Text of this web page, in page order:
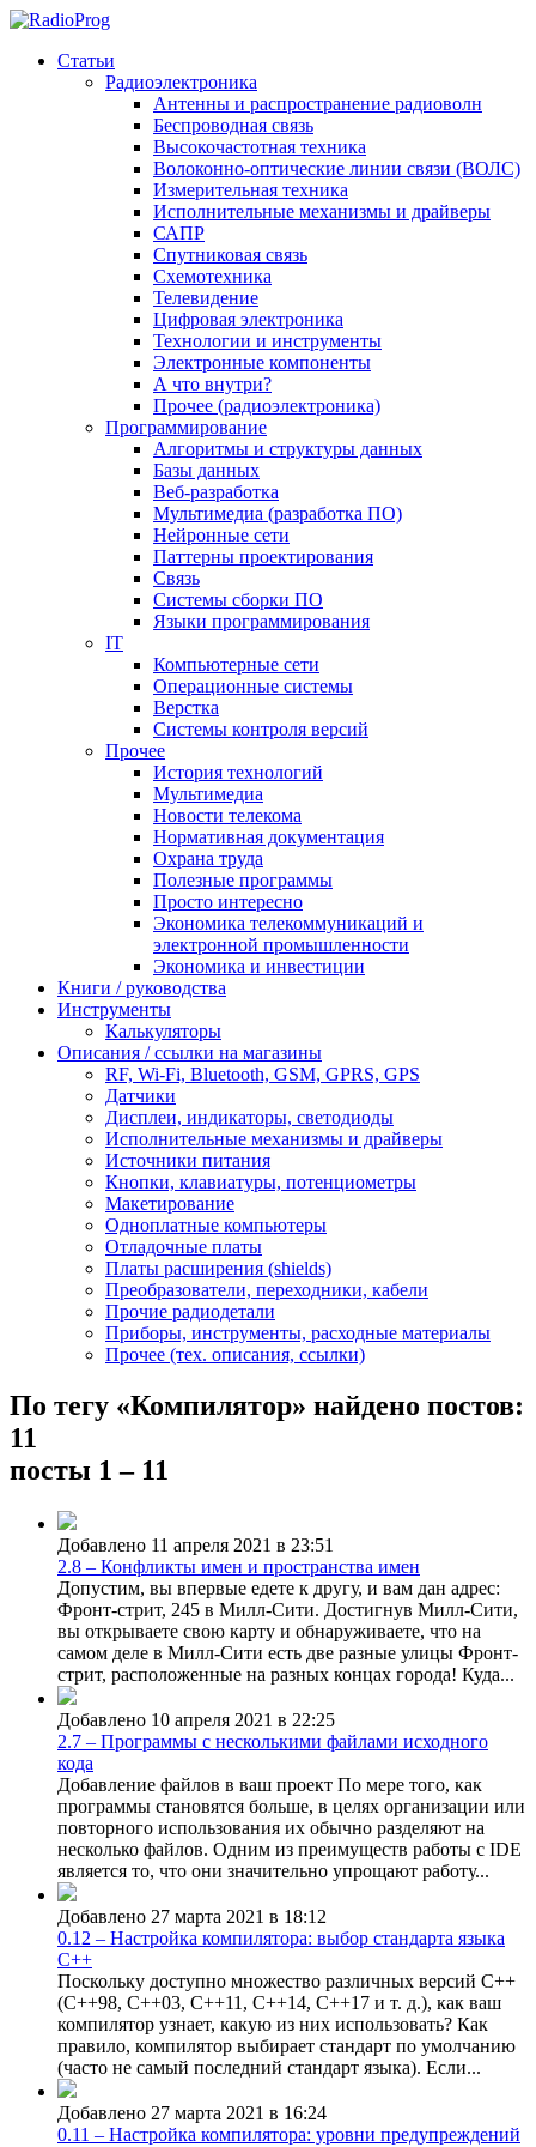
Статьи
Радиоэлектроника
Антенны и распространение радиоволн
Беспроводная связь
Высокочастотная техника
Волоконно-оптические линии связи (ВОЛС)
Измерительная техника
Исполнительные механизмы и драйверы
САПР
Спутниковая связь
Схемотехника
Телевидение
Цифровая электроника
Технологии и инструменты
Электронные компоненты
А что внутри?
Прочее (радиоэлектроника)
Программирование
Алгоритмы и структуры данных
Базы данных
Веб-разработка
Мультимедиа (разработка ПО)
Нейронные сети
Паттерны проектирования
Связь
Системы сборки ПО
Языки программирования
IT
Компьютерные сети
Операционные системы
Верстка
Системы контроля версий
Прочее
История технологий
Мультимедиа
Новости телекома
Нормативная документация
Охрана труда
Полезные программы
Просто интересно
Экономика телекоммуникаций и
электронной промышленности
Экономика и инвестиции
Книги / руководства
Инструменты
Калькуляторы
Описания / ссылки на магазины
RF, Wi-Fi, Bluetooth, GSM, GPRS, GPS
Датчики
Дисплеи, индикаторы, светодиоды
Исполнительные механизмы и драйверы
Источники питания
Кнопки, клавиатуры, потенциометры
Макетирование
Одноплатные компьютеры
Отладочные платы
Платы расширения (shields)
Преобразователи, переходники, кабели
Прочие радиодетали
Приборы, инструменты, расходные материалы
Прочее (тех. описания, ссылки)
По тегу «Компилятор» найдено постов:
11
посты 1 – 11
Добавлено 11 апреля 2021 в 23:51
2.8 – Конфликты имен и пространства имен
Допустим, вы впервые едете к другу, и вам дан адрес:
Фронт-стрит, 245 в Милл-Сити. Достигнув Милл-Сити,
вы открываете свою карту и обнаруживаете, что на
самом деле в Милл-Сити есть две разные улицы Фронт-
стрит, расположенные на разных концах города! Куда...
Добавлено 10 апреля 2021 в 22:25
2.7 – Программы с несколькими файлами исходного
кода
Добавление файлов в ваш проект По мере того, как
программы становятся больше, в целях организации или
повторного использования их обычно разделяют на
несколько файлов. Одним из преимуществ работы с IDE
является то, что они значительно упрощают работу...
Добавлено 27 марта 2021 в 18:12
0.12 – Настройка компилятора: выбор стандарта языка
C++
Поскольку доступно множество различных версий C++
(C++98, C++03, C++11, C++14, C++17 и т. д.), как ваш
компилятор узнает, какую из них использовать? Как
правило, компилятор выбирает стандарт по умолчанию
(часто не самый последний стандарт языка). Если...
Добавлено 27 марта 2021 в 16:24
0.11 – Настройка компилятора: уровни предупреждений